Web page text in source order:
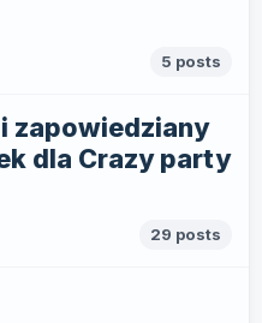
5 posts
zapowiedziany
dla Crazy party
29 posts